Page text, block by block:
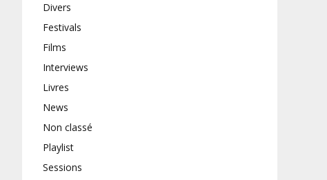
Divers
Festivals
Films
Interviews
Livres
News
Non classé
Playlist
Sessions